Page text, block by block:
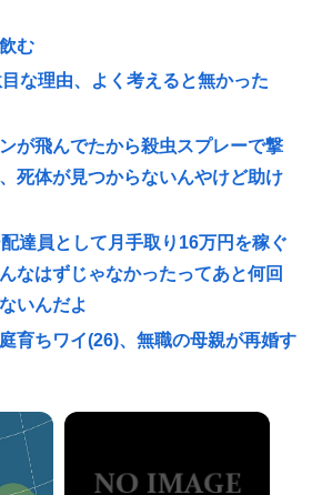
む
目な理由、よく考えると無かった
が飛んでたから殺虫スプレーで撃
死体が見つからないんやけど助け
達員として月手取り16万円を稼ぐ
なはずじゃなかったってあと何回
いんだよ
育ちワイ(26)、無職の母親が再婚す
「流しそうめん初体験します！ズ
ゲホォッ！」